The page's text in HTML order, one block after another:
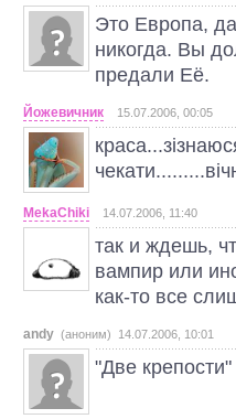
Это Европа,
никогда. Вы
предали Её.
Йожевичник 15.07.2006, 00:05
MekaChiki 14.07.2006, 11:40
так и ждешь,
вампир или
как-то все
andy (аноним) 14.07.2006, 10:01
"Две крепости"